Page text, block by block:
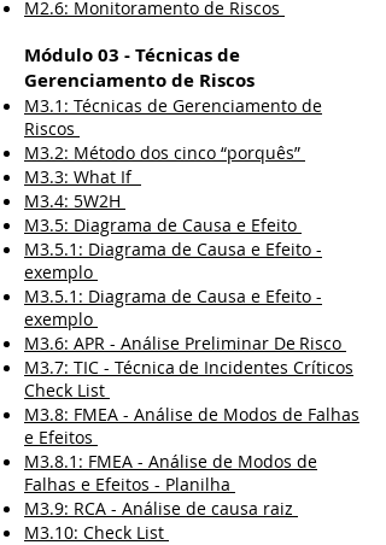
M2.6: Monitoramento de Riscos
Módulo 03 - Técnicas de
Gerenciamento de Riscos
M3.1: Técnicas de Gerenciamento de
Riscos
M3.2: Método dos cinco “porquês”
M3.3: What If
M3.4: 5W2H
M3.5: Diagrama de Causa e Efeito
M3.5.1: Diagrama de Causa e Efeito -
exemplo
M3.5.1: Diagrama de Causa e Efeito -
exemplo
M3.6: APR - Análise Preliminar De Risco
M3.7: TIC - Técnica de Incidentes Críticos
Check List
M3.8: FMEA - Análise de Modos de Falhas
e Efeitos
M3.8.1: FMEA - Análise de Modos de
Falhas e Efeitos - Planilha
M3.9: RCA - Análise de causa raiz
M3.10: Check List